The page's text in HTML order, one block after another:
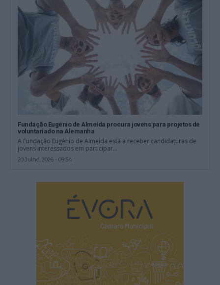
Fundação Eugénio de Almeida procura jovens para projetos de
voluntariado na Alemanha
A Fundação Eugénio de Almeida está a receber candidaturas de
jovens interessados em participar...
20 Julho, 2026 - 09:54